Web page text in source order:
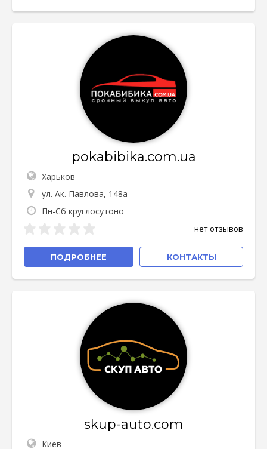
pokabibika.com.ua
Харьков
ул. Ак. Павлова, 148а
Пн-Сб круглосутоно
нет отзывов
ПОДРОБНЕЕ КОНТАКТЫ
skup-auto.com
Киев